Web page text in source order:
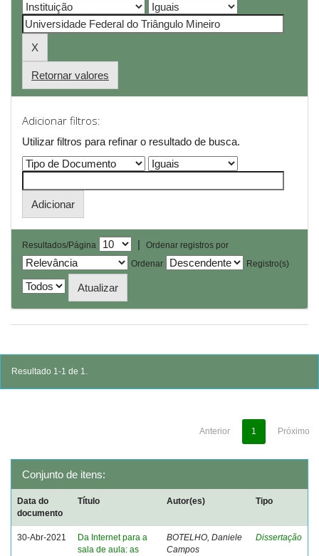
Retornar valores
Adicionar filtros:
Utilizar filtros para refinar o resultado de busca.
Resultados/Página |
Ordenar registros por
Ordenar
Registro(s)
Resultado 1-1 de 1.
Anterior 1 Próximo
Conjunto de itens:
Data do
documento
Título Autor(es) Tipo
30-Abr-2021
Da Internet para a
sala de aula: as
BOTELHO, Daniele
Campos
Dissertação